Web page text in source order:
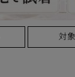
対